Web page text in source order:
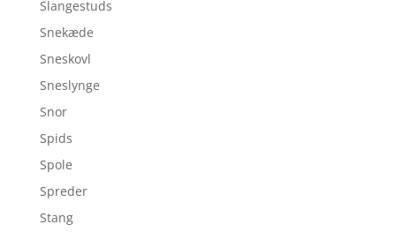
Slangestuds
Snekæde
Sneskovl
Sneslynge
Snor
Spids
Spole
Spreder
Stang